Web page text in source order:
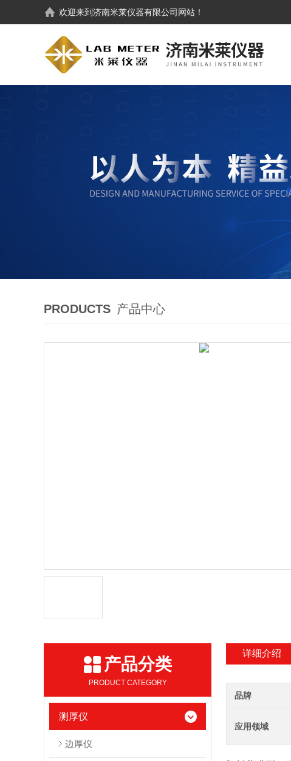
欢迎来到济南米莱仪器有限公司 网站！
PRODUCTS 产品中心
产品分类
PRODUCT CATEGORY
测厚仪
边厚仪
详细介绍
品牌
应用领域